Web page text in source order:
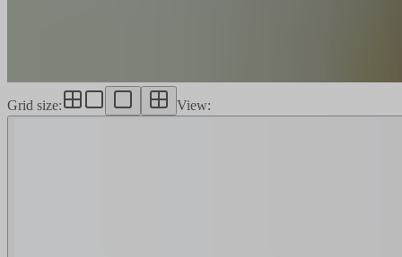
Grid size: View: